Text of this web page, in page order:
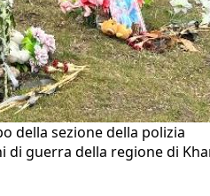
della sezione della polizia
di guerra della regione di